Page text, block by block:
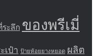
ระลึก ของพรีเมี่
เป๋า ป้ายห้อยยางหยอด ผลิต